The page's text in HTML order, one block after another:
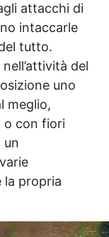
attacchi di
intaccarle
tutto.
del
uno
meglio,
o con fiori
un
la propria